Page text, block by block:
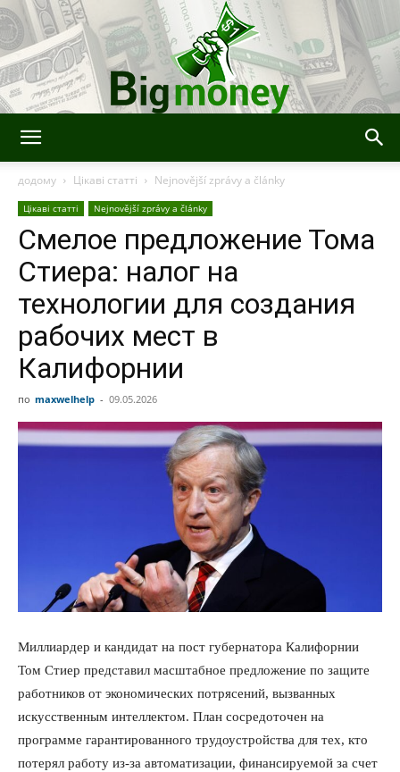
Finance,
Technologie
Investice
додому Цікаві статті Nejnovější zprávy a články
Цікаві статті Nejnovější zprávy a články
Смелое предложение Тома
Стиера: налог на
технологии для создания
рабочих мест в
Калифорнии
по maxwelhelp - 09.05.2026
Миллиардер и кандидат на пост губернатора Калифорнии
Том Стиер представил масштабное предложение по защите
работников от экономических потрясений, вызванных
искусственным интеллектом. План сосредоточен на
программе гарантированного трудоустройства для тех, кто
потерял работу из-за автоматизации, финансируемой за счет